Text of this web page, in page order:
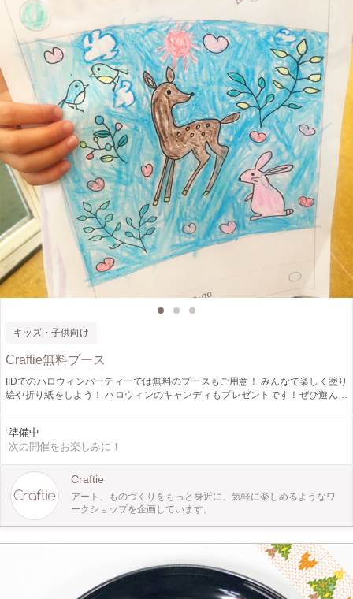
キッズ・子供向け
Craftie無料ブース
IIDでのハロウィンパーティーでは無料のブースもご用意！ みんなで楽しく塗り
絵や折り紙をしよう！ ハロウィンのキャンディもプレゼントです！ぜひ遊んで
みたいな怖いシールもありますよ。早いもの勝ちです！
準備中
次の開催をお楽しみに！
Craftie
アート、ものづくりをもっと身近に、気軽に楽しめるようなワ
ークショップを企画しています。